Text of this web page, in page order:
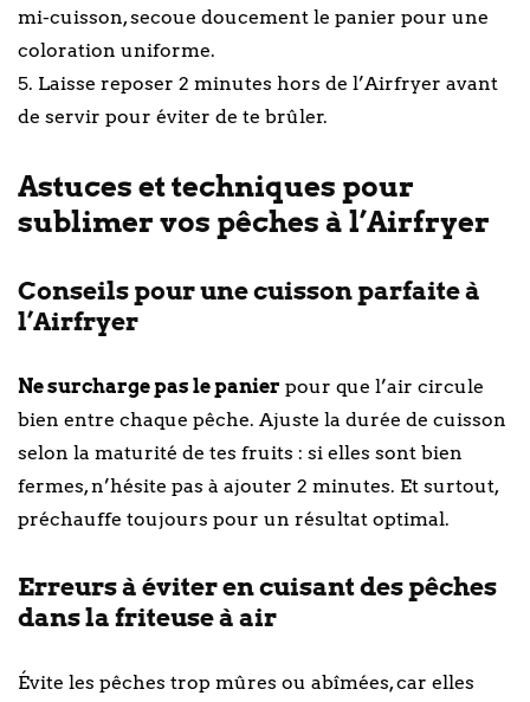
mi-cuisson, secoue doucement le panier pour une
coloration uniforme.
5. Laisse reposer 2 minutes hors de l’Airfryer avant
de servir pour éviter de te brûler.
Astuces et techniques pour
sublimer vos pêches à l’Airfryer
Conseils pour une cuisson parfaite à
l’Airfryer
Ne surcharge pas le panier pour que l’air circule
bien entre chaque pêche. Ajuste la durée de cuisson
selon la maturité de tes fruits : si elles sont bien
fermes, n’hésite pas à ajouter 2 minutes. Et surtout,
préchauffe toujours pour un résultat optimal.
Erreurs à éviter en cuisant des pêches
dans la friteuse à air
Évite les pêches trop mûres ou abîmées, car elles